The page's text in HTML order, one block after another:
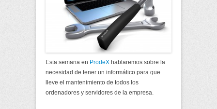
Esta semana en ProdeX hablaremos sobre la
necesidad de tener un informático para que
lleve el mantenimiento de todos los
ordenadores y servidores de la empresa.